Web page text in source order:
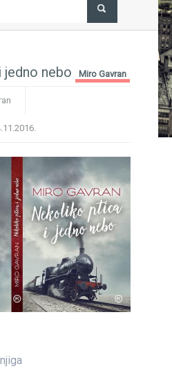
štand na 29. Sarajevskom sajmu
Sarajevo...
nebo Miro Gavran